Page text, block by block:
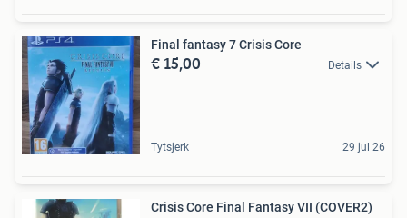
Final fantasy 7 Crisis Core
€ 15,00 Details
Tytsjerk 29 jul 26
Crisis Core Final Fantasy VII (COVER2)